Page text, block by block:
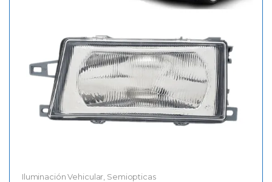
Iluminación Vehicular Semiopticas